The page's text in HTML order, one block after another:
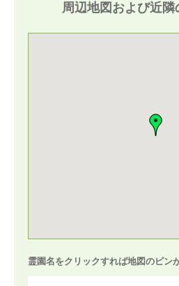
周辺地図および近
霊園名をクリックすれば地図のピン